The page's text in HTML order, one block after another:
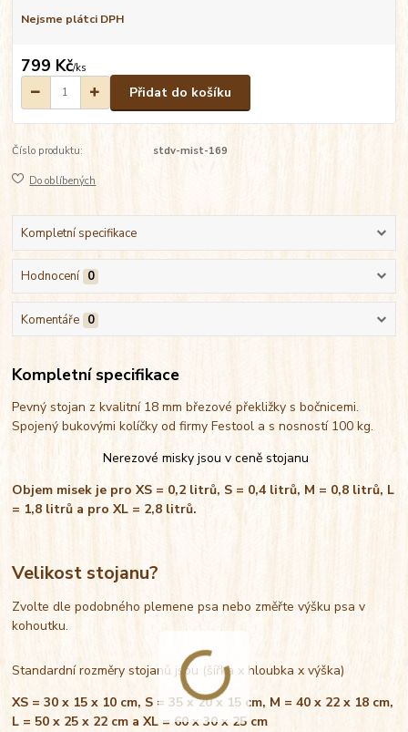
Nejsme plátci DPH
799 Kč/ks
Přidat do košíku
Číslo produktu: stdv-mist-169
Do oblíbených
Kompletní specifikace
Hodnocení 0
Komentáře 0
Kompletní specifikace
Pevný stojan z kvalitní 18 mm březové překližky s bočnicemi.
Spojený bukovými kolíčky od firmy Festool a s nosností 100 kg.
Nerezové misky jsou v ceně stojanu
Objem misek je pro XS = 0,2 litrů, S = 0,4 litrů, M = 0,8 litrů, L
= 1,8 litrů a pro XL = 2,8 litrů.
Velikost stojanu?
Zvolte dle podobného plemene psa nebo změřte výšku psa v
kohoutku.
Standardní rozměry stojanů jsou (šířka x hloubka x výška)
XS = 30 x 15 x 10 cm, S = 35 x 20 x 15 cm, M = 40 x 22 x 18 cm,
L = 50 x 25 x 22 cm a XL = 60 x 30 x 25 cm